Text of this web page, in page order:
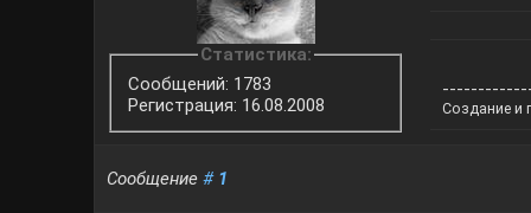
Статистика:
Сообщений: 1783
Регистрация: 16.08.2008
Создание и
Сообщение# 1